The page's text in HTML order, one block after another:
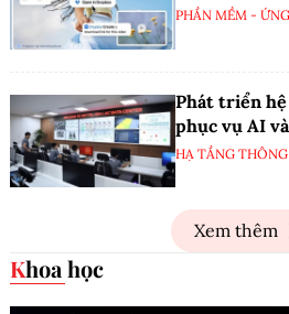
PHẦN MỀM -
Phát triển
phục vụ AI
HẠ TẦNG
Xem thêm
Khoa học